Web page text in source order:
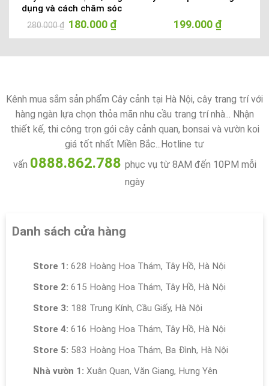
dụng và cách chăm sóc
280.000₫ Giá
gốc
là:
180.000 ₫Giá
tại
180.000 ₫.
199.000 ₫
Kênh mua sắm sản phẩm Cây cảnh tại Hà Nội, cây trang trí với
hàng ngàn lựa chọn thỏa mãn nhu cầu trang trí nhà... Nhận
thiết kế, thi công trọn gói cây cảnh quan, bonsai và vườn koi
giá tốt nhất Miền Bắc...Hotline tư
vấn 0888.862.788 phục vụ từ 8AM đến 10PM mỗi
ngày
Danh sách cửa hàng
Store 1: 628 Hoàng Hoa Thám, Tây Hồ, Hà Nội
Store 2: 615 Hoàng Hoa Thám, Tây Hồ, Hà Nội
Store 3: 188 Trung Kính, Cầu Giấy, Hà Nội
Store 4: 616 Hoàng Hoa Thám, Tây Hồ, Hà Nội
Store 5: 583 Hoàng Hoa Thám, Ba Đình, Hà Nội
Nhà vườn 1: Xuân Quan, Văn Giang, Hưng Yên